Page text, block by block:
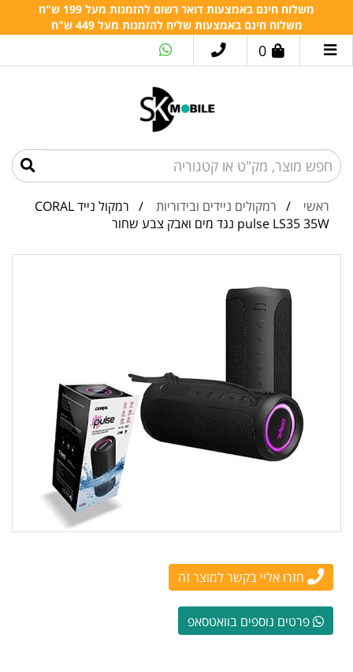
משלוח חינם באמצעות דואר רשום להזמנות מעל 199 ש"ח
משלוח חינם באמצעות שליח להזמנות מעל 449 ש"ח
0
ראשי / רמקולים ניידים ובידוריות
/ רמקול נייד CORAL
pulse LS35 35W נגד מים ואבק צבע שחור
חזרו אליי בקשר למוצר זה
פרטים נוספים בוואטסאפ